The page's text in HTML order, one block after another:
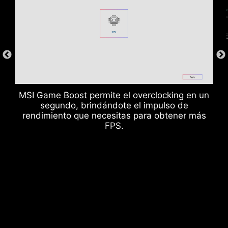
MSI Game Boost permite el overclocking en un
segundo, brindándote el impulso de
rendimiento que necesitas para obtener más
FPS.
Una capa adicional de material tipo esponja,